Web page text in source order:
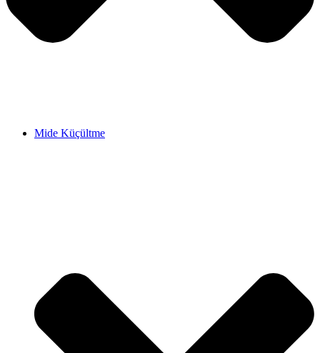
Mide Küçültme